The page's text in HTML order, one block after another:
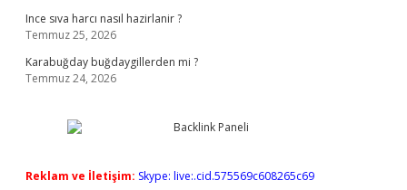
Ince sıva harcı nasıl hazirlanir ?
Temmuz 25, 2026
Karabuğday buğdaygillerden mi ?
Temmuz 24, 2026
Reklam ve İletişim: Skype: live:.cid.575569c608265c69